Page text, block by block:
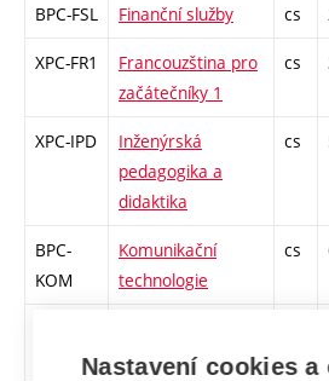
BPC-FSL Finanční služby cs
XPC-FR1
Francouzština pro
začátečníky 1
cs
XPC-IPD
Inženýrská
pedagogika a
didaktika
cs
BPC-
KOM
Komunikační
technologie
cs
aktuální téma
cs
Nastavení cookies a